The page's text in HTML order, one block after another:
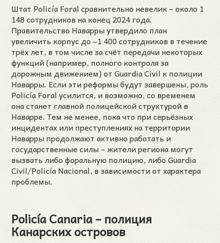
Штат Policía Foral сравнительно невелик – около 1
148 сотрудников на конец 2024 года.
Правительство Наварры утвердило план
увеличить корпус до ~1 400 сотрудников в течение
трёх лет, в том числе за счёт передачи некоторых
функций (например, полного контроля за
дорожным движением) от Guardia Civil к полиции
Наварры. Если эти реформы будут завершены, роль
Policía Foral усилится, и возможно, со временем
она станет главной полицейской структурой в
Наварре. Тем не менее, пока что при серьёзных
инцидентах или преступлениях на территории
Наварры продолжают активно работать и
государственные силы – жители региона могут
вызвать либо форальную полицию, либо Guardia
Civil/Policía Nacional, в зависимости от характера
проблемы.
Policía Canaria – полиция
Канарских островов